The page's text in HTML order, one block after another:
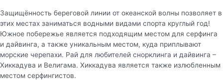
Защищённость береговой линии от океанской волны позволяет в
этих местах заниматься водными видами спорта круглый год!
Южное побережье является подходящим местом для серфинга
и дайвинга, а также уникальным местом, куда приплывают
морские черепахи. Рай для любителей снорклинга и дайвинга –
Хиккадува и Велигама. Хиккадува является также излюбленным
местом серфингистов.